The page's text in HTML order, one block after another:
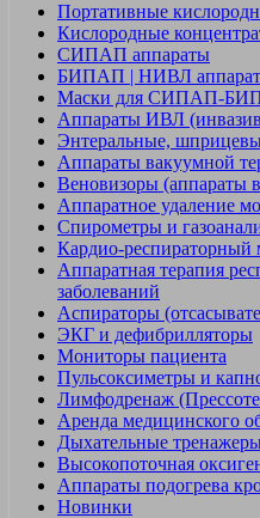
Портативные
Кислородные
СИПАП аппараты
БИПАП | НИВЛ
Маски для СИПАП-
Аппараты ИВЛ
Энтеральные,
Аппараты вакуумной
Веновизоры (аппараты
Аппаратное удаление
Спирометры и
Кардио-респираторный
Аппаратная терапия
заболеваний
Аспираторы
ЭКГ и дефибрилляторы
Мониторы пациента
Пульсоксиметры и
Лимфодренаж
Аренда медицинского
Дыхательные
Высокопоточная
Аппараты подогрева
Новинки